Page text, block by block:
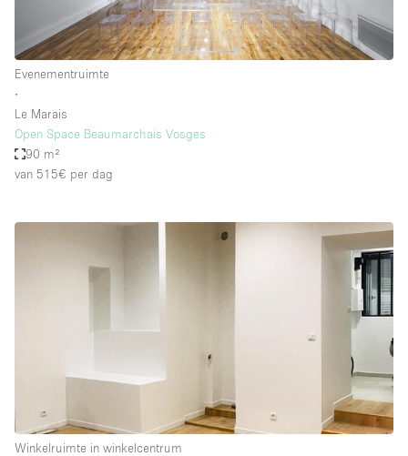
Evenementruimte
∙
Le Marais
Open Space Beaumarchais Vosges
90 m²
van 515€ per dag
Winkelruimte in winkelcentrum